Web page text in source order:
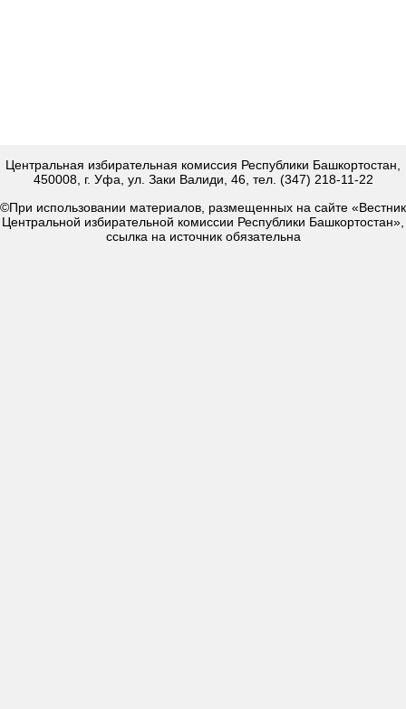
Центральная избирательная комиссия Республики Башкортостан,
450008, г. Уфа, ул. Заки Валиди, 46, тел. (347) 218-11-22
©При использовании материалов, размещенных на сайте «Вестник
Центральной избирательной комиссии Республики Башкортостан»,
ссылка на источник обязательна